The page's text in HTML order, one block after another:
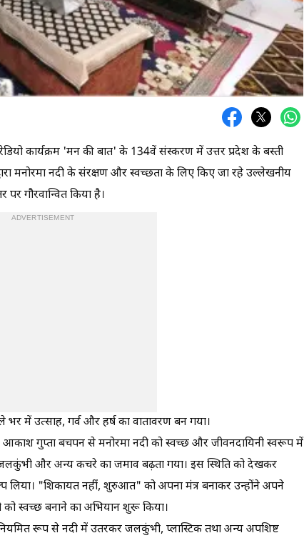
रेडियो कार्यक्रम 'मन की बात' के 134वें संस्करण में उत्तर प्रदेश के बस्ती
मनोरमा नदी के संरक्षण और स्वच्छता के लिए किए जा रहे उल्लेखनीय
पर गौरवान्वित किया है।
ADVERTISEMENT
भर में उत्साह, गर्व और हर्ष का वातावरण बन गया।
आकाश गुप्ता बचपन से मनोरमा नदी को स्वच्छ और जीवनदायिनी स्वरूप में
और अन्य कचरे का जमाव बढ़ता गया। इस स्थिति को देखकर
"शिकायत नहीं, शुरुआत" को अपना मंत्र बनाकर उन्होंने अपने
स्वच्छ बनाने का अभियान शुरू किया।
रूप से नदी में उतरकर जलकुंभी, प्लास्टिक तथा अन्य अपशिष्ट